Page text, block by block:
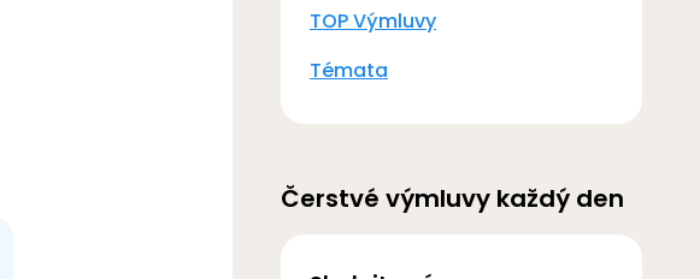
TOP Výmluvy
Témata
Čerstvé výmluvy každý den